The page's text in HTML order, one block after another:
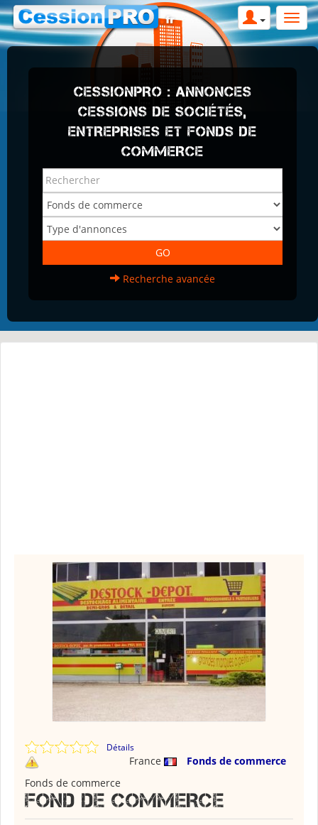
CESSIONPRO : ANNONCES
CESSIONS DE SOCIÉTÉS,
ENTREPRISES ET FONDS DE
COMMERCE
Recherche avancée
Détails
France
Fonds de commerce
Fonds de commerce
FOND DE COMMERCE